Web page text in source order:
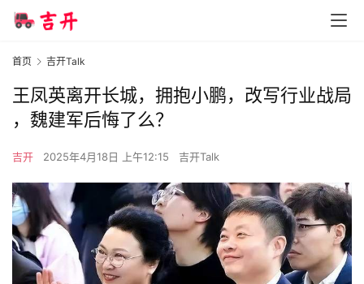
首页 吉开Talk
王凤英离开长城，拥抱小鹏，改写行业战局​​
，魏建军后悔了么？
吉开 2025年4月18日 上午12:15 吉开Talk